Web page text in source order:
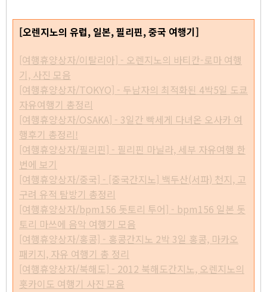
[오렌지노의 유럽, 일본, 필리핀, 중국 여행기]
[여행휴양상자/이탈리아] - 오렌지노의 바티칸-로마 여행
기, 사진 모음
[여행휴양상자/TOKYO] - 두남자의 최적화된 4박5일 도쿄
자유여행기 총정리
[여행휴양상자/OSAKA] - 3일간 빡세게 다녀온 오사카 여
행후기 총정리!
[여행휴양상자/필리핀] - 필리핀 마닐라, 세부 자유여행 한
번에 보기
[여행휴양상자/중국] - [중국간지노] 백두산(서파) 천지, 고
구려 유적 탐방기 총정리
[여행휴양상자/bpm156 돗토리 투어] - bpm156 일본 돗
토리 마쓰에 음악 여행기 모음
[여행휴양상자/홍콩] - 홍콩간지노 2박 3일 홍콩, 마카오
패키지, 자유 여행기 총 정리
[여행휴양상자/북해도] - 2012 북해도간지노, 오렌지노의
홋카이도 여행기 사진 모음